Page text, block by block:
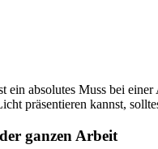
absolutes Muss bei
präsentieren kannst,
ganzen Arbeit